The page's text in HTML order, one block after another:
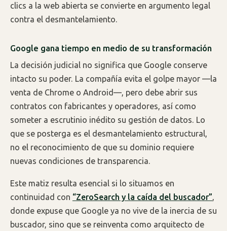
clics a la web abierta se convierte en argumento legal
contra el desmantelamiento.
Google gana tiempo en medio de su transformación
La decisión judicial no significa que Google conserve
intacto su poder. La compañía evita el golpe mayor —la
venta de Chrome o Android—, pero debe abrir sus
contratos con fabricantes y operadores, así como
someter a escrutinio inédito su gestión de datos. Lo
que se posterga es el desmantelamiento estructural,
no el reconocimiento de que su dominio requiere
nuevas condiciones de transparencia.
Este matiz resulta esencial si lo situamos en
continuidad con “ZeroSearch y la caída del buscador”,
donde expuse que Google ya no vive de la inercia de su
buscador, sino que se reinventa como arquitecto de